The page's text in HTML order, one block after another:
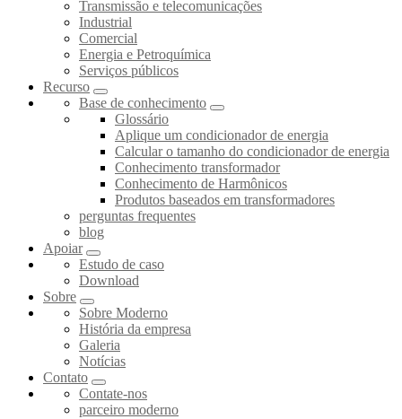
Transmissão e telecomunicações
Industrial
Comercial
Energia e Petroquímica
Serviços públicos
Recurso
Base de conhecimento
Glossário
Aplique um condicionador de energia
Calcular o tamanho do condicionador de energia
Conhecimento transformador
Conhecimento de Harmônicos
Produtos baseados em transformadores
perguntas frequentes
blog
Apoiar
Estudo de caso
Download
Sobre
Sobre Moderno
História da empresa
Galeria
Notícias
Contato
Contate-nos
parceiro moderno